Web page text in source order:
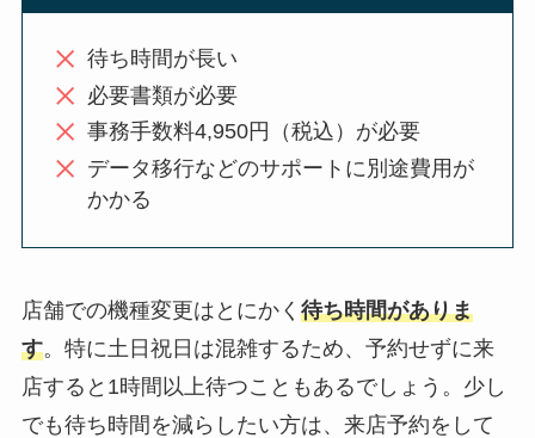
待ち時間が長い
必要書類が必要
事務手数料4,950円（税込）が必要
データ移行などのサポートに別途費用が
かかる
店舗での機種変更はとにかく 待ち時間がありま
す。特に土日祝日は混雑するため、予約せずに来
店すると1時間以上待つこともあるでしょう。少し
でも待ち時間を減らしたい方は、来店予約をして